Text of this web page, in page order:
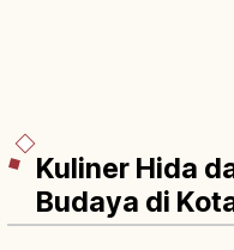
Kuliner Hida
Budaya di